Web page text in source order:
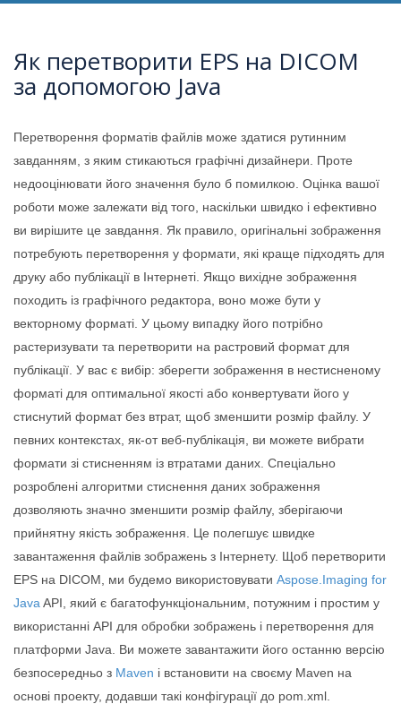
Як перетворити EPS на DICOM
за допомогою Java
Перетворення форматів файлів може здатися рутинним
завданням, з яким стикаються графічні дизайнери. Проте
недооцінювати його значення було б помилкою. Оцінка вашої
роботи може залежати від того, наскільки швидко і ефективно
ви вирішите це завдання. Як правило, оригінальні зображення
потребують перетворення у формати, які краще підходять для
друку або публікації в Інтернеті. Якщо вихідне зображення
походить із графічного редактора, воно може бути у
векторному форматі. У цьому випадку його потрібно
растеризувати та перетворити на растровий формат для
публікації. У вас є вибір: зберегти зображення в нестисненому
форматі для оптимальної якості або конвертувати його у
стиснутий формат без втрат, щоб зменшити розмір файлу. У
певних контекстах, як-от веб-публікація, ви можете вибрати
формати зі стисненням із втратами даних. Спеціально
розроблені алгоритми стиснення даних зображення
дозволяють значно зменшити розмір файлу, зберігаючи
прийнятну якість зображення. Це полегшує швидке
завантаження файлів зображень з Інтернету. Щоб перетворити
EPS на DICOM, ми будемо використовувати Aspose.Imaging for
Java API, який є багатофункціональним, потужним і простим у
використанні API для обробки зображень і перетворення для
платформи Java. Ви можете завантажити його останню версію
безпосередньо з Maven і встановити на своєму Maven на
основі проекту, додавши такі конфігурації до pom.xml.